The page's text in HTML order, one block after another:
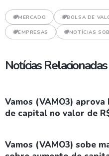
MERCADO BOLSA DE
EMPRESAS NOTÍCIAS
Notícias Relacionadas
Vamos (VAMO3)
de capital no valor de
Vamos (VAMO3) sobe